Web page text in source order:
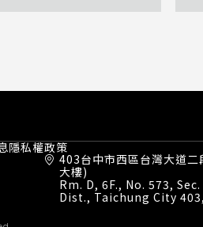
隱私權政策
403台中市西區台灣大道
大樓)
Rm. D, 6F., No. 573,
Dist., Taichung City